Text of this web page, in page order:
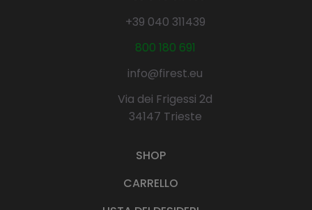
e
a
:
9
9
9
€
.
7
,
9
0
.
+39 040 311439
800 180 691
info@firest.eu
Via dei Frigessi 2d
34147 Trieste
SHOP
CARRELLO